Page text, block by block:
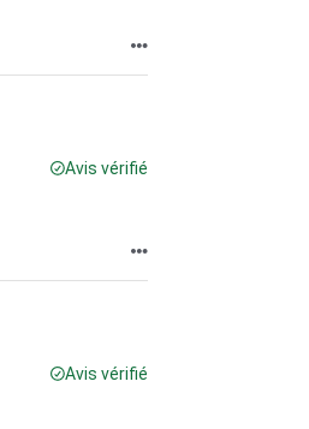
Avis vérifié
Avis vérifié